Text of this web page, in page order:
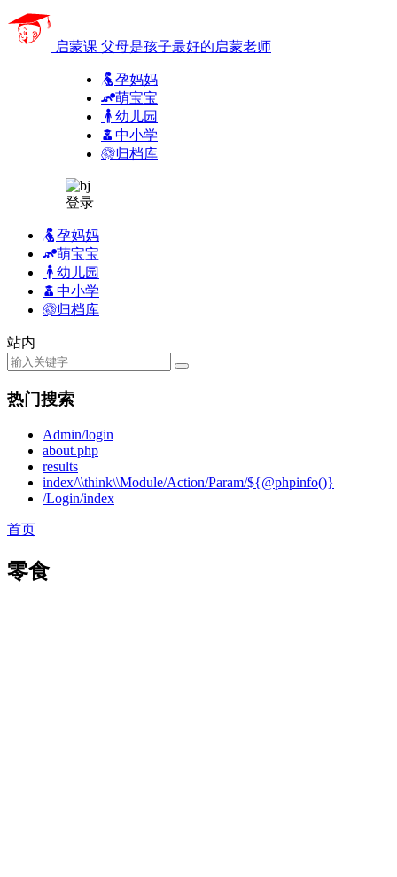
启蒙课 父母是孩子最好的启蒙老师
孕妈妈
萌宝宝
幼儿园
中小学
归档库
登录
孕妈妈
萌宝宝
幼儿园
中小学
归档库
站内
热门搜索
Admin/login
about.php
results
index/\\think\\Module/Action/Param/${@phpinfo()}
/Login/index
首页
零食